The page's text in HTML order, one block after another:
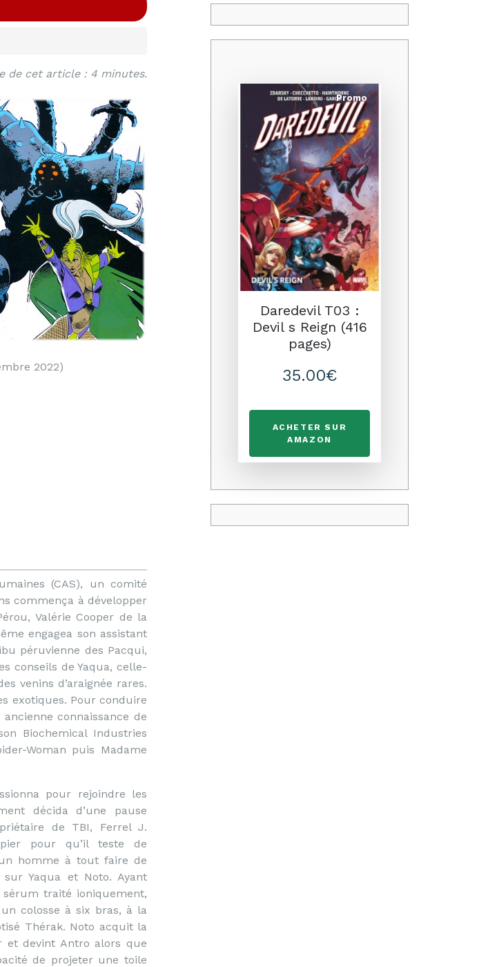
de cet article : 4 minutes.
2022)
(CAS), un comité
commença à développer
Valérie Cooper de la
engagea son assistant
péruvienne des Pacqui,
conseils de Yaqua, celle-
venins d’araignée rares.
exotiques. Pour conduire
connaissance de
Biochemical Industries
Woman puis Madame
pour rejoindre les
décida d’une pause
de TBI, Ferrel J.
pour qu’il teste de
homme à tout faire de
Yaqua et Noto. Ayant
traité ioniquement,
colosse à six bras, à la
Thérak. Noto acquit la
et devint Antro alors que
de projeter une toile
Promo
Daredevil T03 :
Devil s Reign (416
pages)
35.00€
ACHETER SUR
AMAZON